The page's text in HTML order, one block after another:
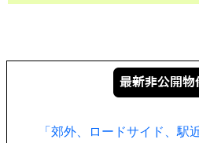
「郊外、ロードサイド、駅